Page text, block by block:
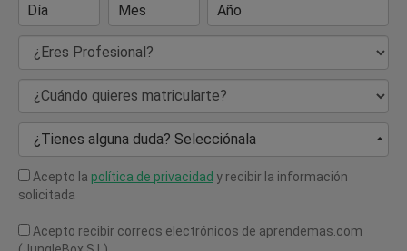
Día
Mes Año
¿Eres Profesional?
¿Cuándo quieres matricularte?
¿Tienes alguna duda? Selecciónala
Acepto la política de privacidad y recibir la información
solicitada
Acepto recibir correos electrónicos de aprendemas.com